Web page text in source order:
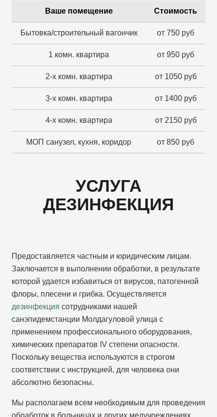
Ваше помещение Стоимость
Бытовка/строительный вагончик от 750 руб
1 комн. квартира от 950 руб
2-х комн. квартира от 1050 руб
3-х комн. квартира от 1400 руб
4-х комн. квартира от 2150 руб
МОП санузел, кухня, коридор от 850 руб
УСЛУГА
ДЕЗИНФЕКЦИЯ
Предоставляется частным и юридическим лицам.
Заключается в выполнении обработки, в результате
которой удается избавиться от вирусов, патогенной
флоры, плесени и грибка. Осуществляется
дезинфекция сотрудниками нашей
санэпидемстанции Молдагуловой улица с
применением профессионального оборудования,
химических препаратов IV степени опасности.
Поскольку вещества используются в строгом
соответствии с инструкцией, для человека они
абсолютно безопасны.
Мы располагаем всем необходимым для проведения